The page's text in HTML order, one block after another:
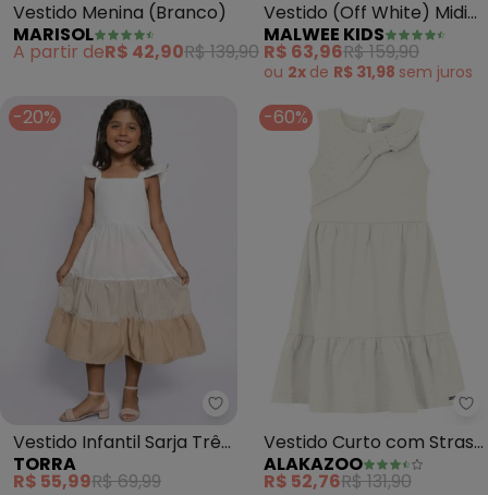
Vestido Menina (Branco)
MARISOL
A partir deR$ 42,90R$ 139,90
Vestido (Off White) Midi
Tropical
MALWEE KIDS
R$ 63,96R$ 159,90
ou 2x de R$ 31,98 sem juros
-20%
Torra - Vestido Infantil Sarja
Vestido Infantil Sarja Três
Marias (Branco)
TORRA
R$ 55,99R$ 69,99
-60%
Vestido Curto com Strass
de Algodão (Branco)
ALAKAZOO
R$ 52,76R$ 131,90